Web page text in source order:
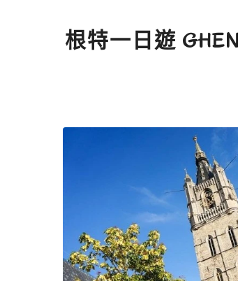
根特一日遊